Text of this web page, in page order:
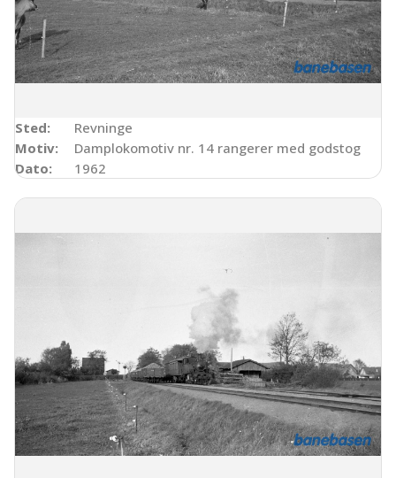
Sted:
Revninge
Motiv:
Damplokomotiv nr. 14 rangerer med godstog
Dato:
1962